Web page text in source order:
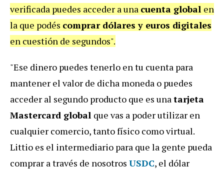
verificada puedes acceder a una cuenta global en
la que podés comprar dólares y euros digitales
en cuestión de segundos".
"Ese dinero puedes tenerlo en tu cuenta para
mantener el valor de dicha moneda o puedes
acceder al segundo producto que es unatarjeta
Mastercard global que vas a poder utilizar en
cualquier comercio, tanto físico como virtual.
Littio es el intermediario para que la gente pueda
comprar a través de nosotros USDC, el dólar